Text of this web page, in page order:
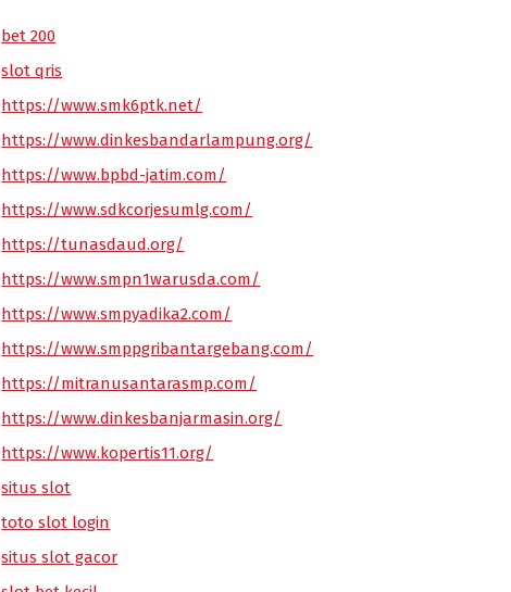
bet 200
slot qris
https://www.smk6ptk.net/
https://www.dinkesbandarlampung.org/
https://www.bpbd-jatim.com/
https://www.sdkcorjesumlg.com/
https://tunasdaud.org/
https://www.smpn1warusda.com/
https://www.smpyadika2.com/
https://www.smppgribantargebang.com/
https://mitranusantarasmp.com/
https://www.dinkesbanjarmasin.org/
https://www.kopertis11.org/
situs slot
toto slot login
situs slot gacor